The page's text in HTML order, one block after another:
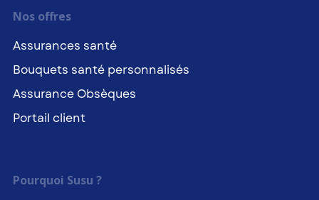
Nos offres
Assurances santé
Bouquets santé personnalisés
Assurance Obsèques
Portail client
Pourquoi Susu ?